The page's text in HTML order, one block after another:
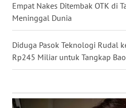
Empat Nakes Ditembak OTK di
Meninggal Dunia
Diduga Pasok Teknologi Rudal
Rp245 Miliar untuk Tangkap
WN
BALI
WN
KALBAR
KALTENG